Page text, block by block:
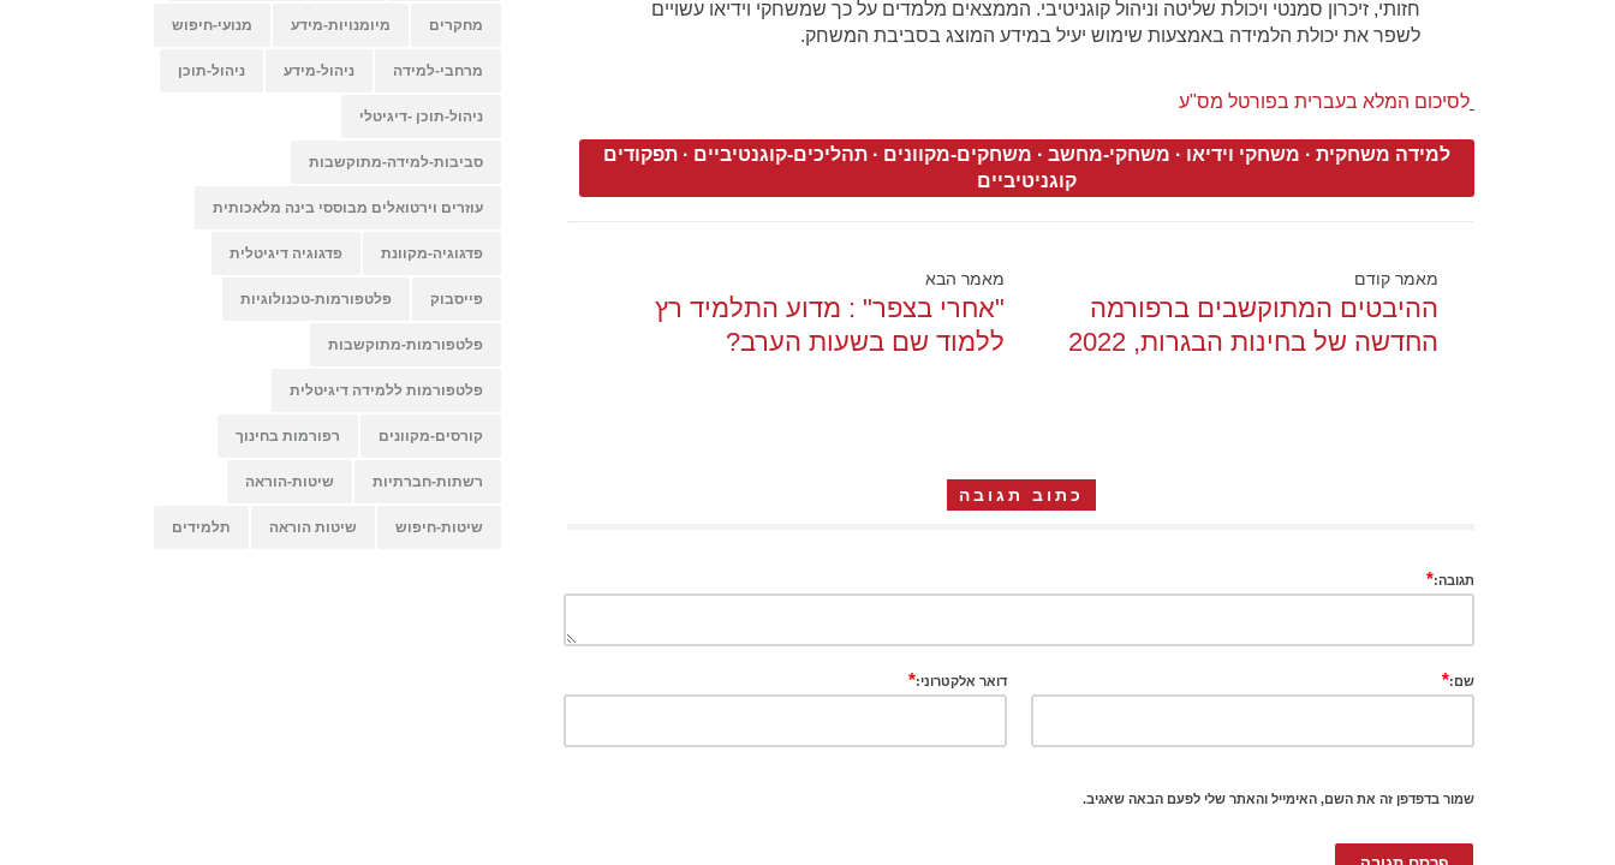
חזותי, זיכרון סמנטי ויכולת שליטה וניהול קוגניטיבי. הממצאים מלמדים על כך שמשחקי וידיאו עשויים
לשפר את יכולת הלמידה באמצעות שימוש יעיל במידע המוצג בסביבת המשחק.
לסיכום המלא בעברית בפורטל מס"ע
למידה משחקית · משחקי וידיאו · משחקי-מחשב · משחקים-מקוונים · תהליכים-קוגנטיביים · תפקודים
קוגניטיביים
מאמר קודם
ההיבטים המתוקשבים ברפורמה
החדשה של בחינות הבגרות, 2022
מאמר הבא
"אחרי בצפר" : מדוע התלמיד רץ
ללמוד שם בשעות הערב?
כתוב תגובה
תגובה:*
שם:* דואר אלקטרוני:*
שמור בדפדפן זה את השם, האימייל והאתר שלי לפעם הבאה שאגיב.
מחקרים מיומנויות-מידע מנועי-חיפוש
מרחבי-למידה ניהול-מידע ניהול-תוכן
ניהול-תוכן -דיגיטלי
סביבות-למידה-מתוקשבות
עוזרים וירטואלים מבוססי בינה מלאכותית
פדגוגיה-מקוונת פדגוגיה דיגיטלית
פייסבוק פלטפורמות-טכנולוגיות
פלטפורמות-מתוקשבות
פלטפורמות ללמידה דיגיטלית
קורסים-מקוונים רפורמות בחינוך
רשתות-חברתיות שיטות-הוראה
שיטות-חיפוש שיטות הוראה תלמידים